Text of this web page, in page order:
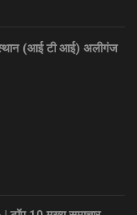
(आई टी आई) अलीगंज